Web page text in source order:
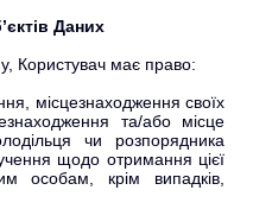
Даних
Користувач має право:
місцезнаходження своїх
та/або місце
чи розпорядника
щодо отримання цієї
особам, крім випадків,